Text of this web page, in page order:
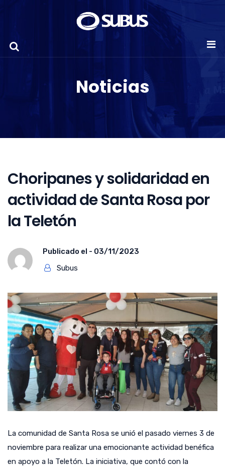
Noticias
Choripanes y solidaridad en
actividad de Santa Rosa por
la Teletón
Publicado el - 03/11/2023
Subus
La comunidad de Santa Rosa se unió el pasado viernes 3 de
noviembre para realizar una emocionante actividad benéfica
en apoyo a la Teletón. La iniciativa, que contó con la